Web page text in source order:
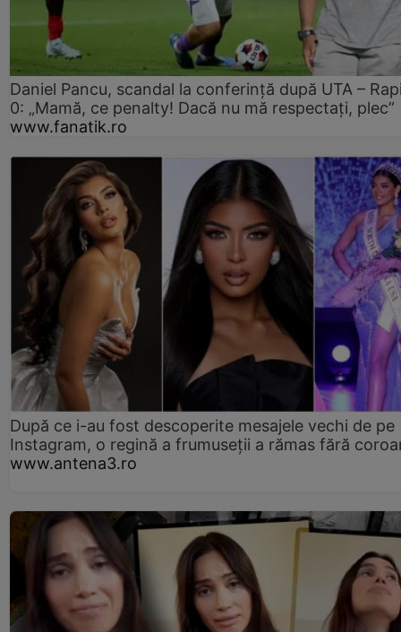
Daniel Pancu, scandal la conferință după UTA –
0: „Mamă, ce penalty! Dacă nu mă respectați, plec”
www.fanatik.ro
După ce i-au fost descoperite mesajele vechi de pe
Instagram, o regină a frumuseții a rămas fără
www.antena3.ro